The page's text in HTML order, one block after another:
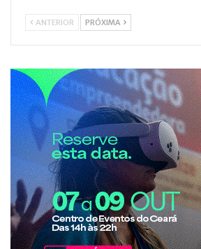
ANTERIOR PRÓXIMA